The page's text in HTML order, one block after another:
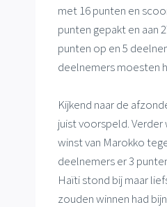
met 16 punten en
punten gepakt en aan
punten op en 5
deelnemers moesten
Kijkend naar de
juist voorspeld.
winst van Marokko
deelnemers er 3
Haïti stond bij maar
zouden winnen had